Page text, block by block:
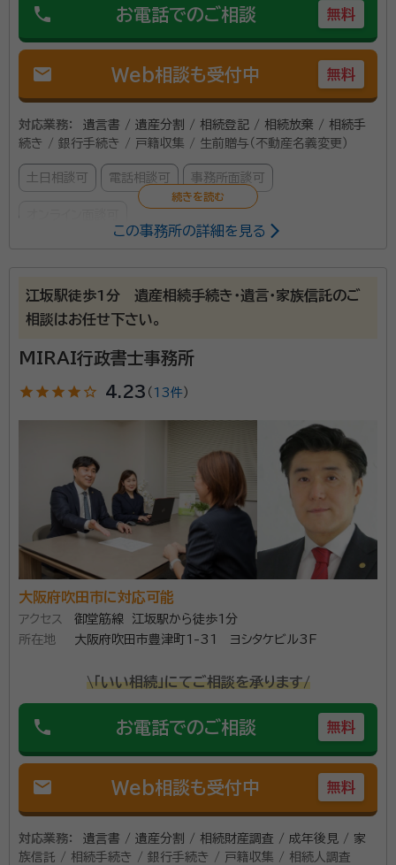
phone お電話でのご相談 無料
mail Web相談も受付中 無料
対応業務：
遺言書 / 遺産分割 / 相続登記 / 相続放棄 / 相続手
続き / 銀行手続き / 戸籍収集 / 生前贈与（不動産名義変更）
土日相談可 電話相談可 事務所面談可
松本 啓佑（マツモト ケイスケ）
司法書士、歯科医師国家試験合格
事前にご連絡いただければ土日祝日も対応可能です。 経験豊富
す。 不動産や預貯金等の相続手続き、遺言書の作成、遺産整理
手続き、相続放棄、家族信託、生前贈与等幅広く対応しておりま
す。 依頼者様のご要望に添いながら最も望ましいご提案をさせ
ていただきます。 携帯電話、LINEなど様々な手段で連絡可能
です。 どうぞお気軽にお問い合わせください。
司法書士
所属団体：大阪司法書士会
この事務所の詳細を見る
江坂駅徒歩1分 遺産相続手続き・遺言・家族信託のご
相談はお任せ下さい。
MIRAI行政書士事務所
star star star star star_outline 4.23 （ 13件 ）
大阪府吹田市に対応可能
アクセス
御堂筋線 江坂駅から徒歩1分
所在地
大阪府吹田市豊津町1-31 ヨシタケビル3F
\「いい相続」にてご相談を承ります/
phone お電話でのご相談 無料
mail Web相談も受付中 無料
対応業務：
遺言書 / 遺産分割 / 相続財産調査 / 成年後見 / 家
族信託 / 相続手続き / 銀行手続き / 戸籍収集 / 相続人調査